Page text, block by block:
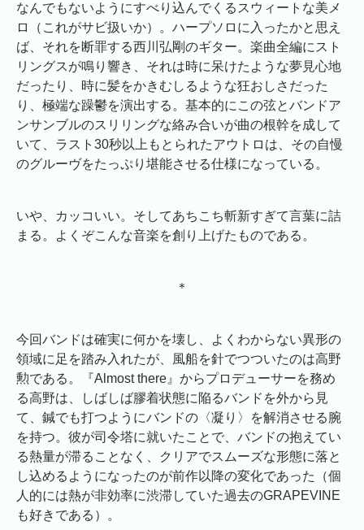
なんでもないようにすべり込んでくるスウィートな美メ
ロ（これがサビ扱いか）。ハープソロに入ったかと思え
ば、それを断罪する西川弘剛のギター。楽曲全編にスト
リングスが鳴り響き、それは時に呆けたような夢見心地
だったり、時に髪をかきむしるような狂おしさだった
り、極端な躁鬱を演出する。基本的にこの弦とバンドア
ンサンブルのスリリングな絡み合いが曲の根幹を成して
いて、ラスト30秒以上もとられたアウトロは、その自慢
のグルーヴをたっぷり堪能させる仕様になっている。
いや、カッコいい。そしてあちこち斬新すぎて言葉に詰
まる。よくぞこんな音楽を創り上げたものである。
＊
今回バンドは確実に何かを壊し、よくわからない異形の
領域に足を踏み入れたが、風船を針でつついたのは高野
勲である。『Almost there』からプロデューサーを務め
る高野は、しばしば膠着状態に陥るバンドを外から見
て、鍼でも打つようにバンドの〈凝り〉を解消させる腕
を持つ。彼が司令塔に就いたことで、バンドの抱えてい
る熱量が滞ることなく、クリアでスムーズな形態に落と
し込めるようになったのが前作以降の変化であった（個
人的には熱が非効率に渋滞していた過去のGRAPEVINE
も好きである）。